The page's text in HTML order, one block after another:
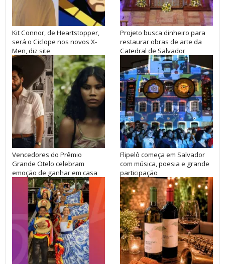
Kit Connor, de Heartstopper,
será o Ciclope nos novos X-
Men, diz site
Projeto busca dinheiro para
restaurar obras de arte da
Catedral de Salvador
Vencedores do Prêmio
Grande Otelo celebram
emoção de ganhar em casa
Flipelô começa em Salvador
com música, poesia e grande
participação